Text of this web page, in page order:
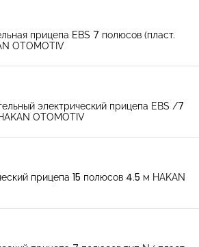
прицепа EBS 7 полюсов (пласт.
OTOMOTIV
электрический прицепа EBS /7
OTOMOTIV
прицепа 15 полюсов 4.5 м HAKAN